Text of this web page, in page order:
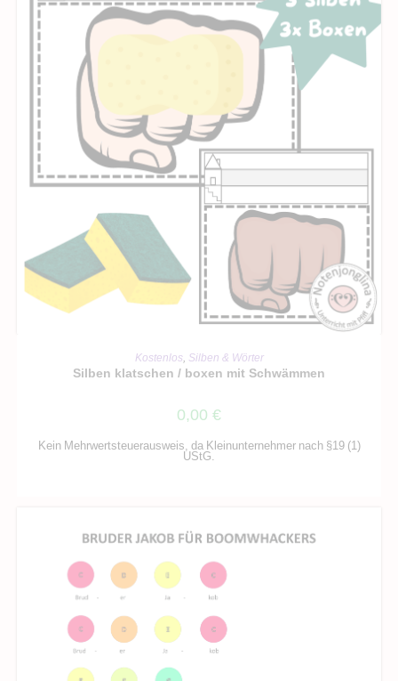
IN DEN WARENKORB
Kostenlos, Silben & Wörter
Silben klatschen / boxen mit Schwämmen
0,00 €
Kein Mehrwertsteuerausweis, da Kleinunternehmer nach §19 (1)
UStG.